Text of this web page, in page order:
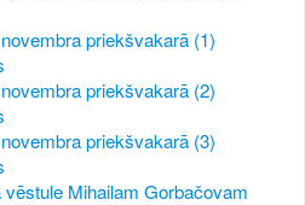
priekšvakarā (1)
priekšvakarā (2)
priekšvakarā (3)
Mihailam Gorbačovam